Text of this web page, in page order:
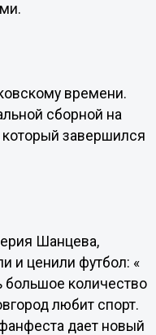
времени.
сборной на
завершился
Шанцева,
и ценили футбол: «
большое количество
любит спорт.
дает новый